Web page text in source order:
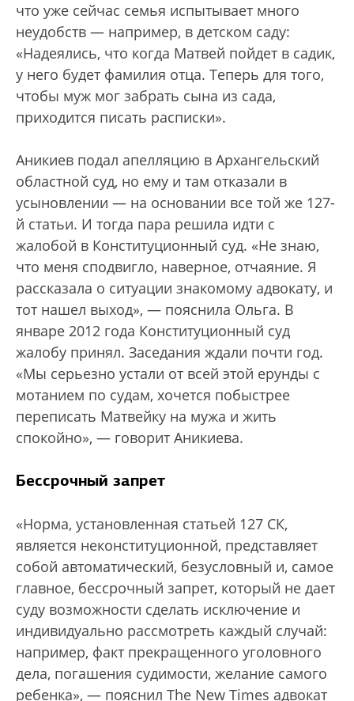
что уже сейчас семья испытывает много
неудобств — например, в детском саду:
«Надеялись, что когда Матвей пойдет в садик,
у него будет фамилия отца. Теперь для того,
чтобы муж мог забрать сына из сада,
приходится писать расписки».
Аникиев подал апелляцию в Архангельский
областной суд, но ему и там отказали в
усыновлении — на основании все той же 127-
й статьи. И тогда пара решила идти с
жалобой в Конституционный суд. «Не знаю,
что меня сподвигло, наверное, отчаяние. Я
рассказала о ситуации знакомому адвокату, и
тот нашел выход», — пояснила Ольга. В
январе 2012 года Конституционный суд
жалобу принял. Заседания ждали почти год.
«Мы серьезно устали от всей этой ерунды с
мотанием по судам, хочется побыстрее
переписать Матвейку на мужа и жить
спокойно», — говорит Аникиева.
Бессрочный запрет
«Норма, установленная статьей 127 СК,
является неконституционной, представляет
собой автоматический, безусловный и, самое
главное, бессрочный запрет, который не дает
суду возможности сделать исключение и
индивидуально рассмотреть каждый случай:
например, факт прекращенного уголовного
дела, погашения судимости, желание самого
ребенка», — пояснил The New Times адвокат